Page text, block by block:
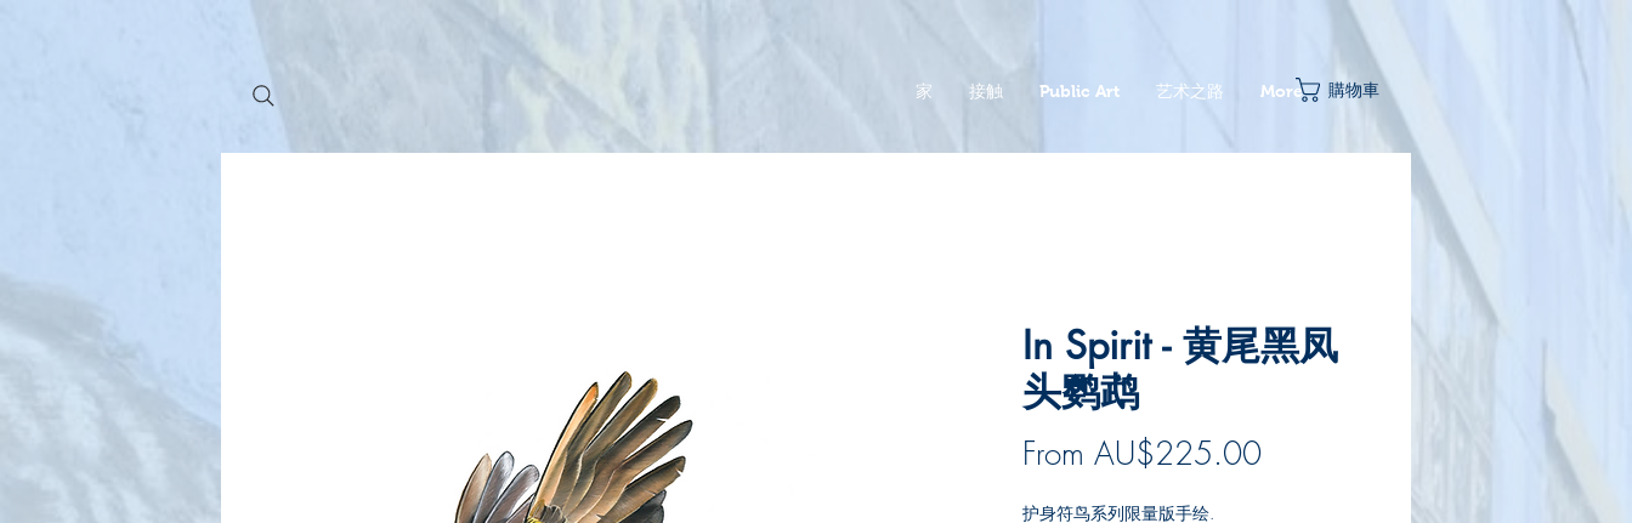
家 接触 Public Art 艺术之路 More 購物車
In Spirit - 黄尾黑凤
头鹦鹉
From AU$225.00Price
护身符鸟系列限量版手绘.